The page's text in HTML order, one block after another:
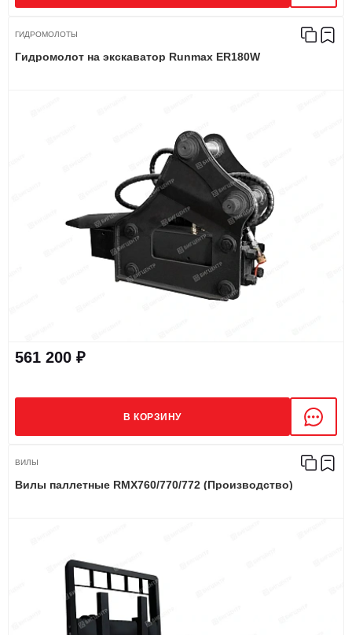
ГИДРОМОЛОТЫ
Гидромолот на экскаватор Runmax ER180W
561 200 ₽
В КОРЗИНУ
ВИЛЫ
Вилы паллетные RMX760/770/772 (Производство)